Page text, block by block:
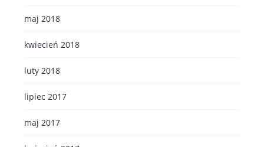
maj 2018
kwiecień 2018
luty 2018
lipiec 2017
maj 2017